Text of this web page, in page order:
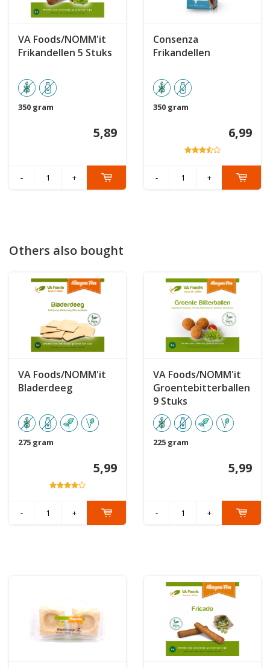
VA Foods/NOMM'it
Frikandellen 5 Stuks
350 gram
5,89
- +
Consenza
Frikandellen
350 gram
6,99
- +
Others also bought
VA Foods/NOMM'it
Bladerdeeg
275 gram
5,99
- +
VA Foods/NOMM'it
Groentebitterballen
9 Stuks
225 gram
5,99
- +